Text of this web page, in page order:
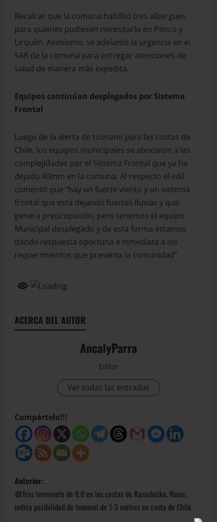
Recalcar que la comuna habilitó tres albergues
para quienes pudiesen necesitarlo en Penco y
Lirquén. Asimismo, se adelantó la urgencia en el
SAR de la comuna para entregar atenciones de
salud de manera más expedita.
Equipos continúan desplegados por Sistema
Frontal
Luego de la alerta de tsunami para las costas de
Chile, los equipos municipales se abocaron a las
complejidades por el Sistema Frontal que ya ha
dejado 40mm en la comuna. Al respecto el edil
comentó que “hay un fuerte viento y un sistema
frontal que está dejando fuertes lluvias y que
genera preocupación, pero tenemos el equipo
Municipal desplegado y de esta forma estamos
dando respuesta oportuna e inmediata a los
requerimientos que presenta la comunidad”.
ACERCA DEL AUTOR
AncalyParra
Editor
Ver todas las entradas
Compártelo!!!
Anterior:
🟥Tras terremoto de 8.8 en las costas de Kamchatka, Rusia;
indica posibilidad de tsunami de 1-3 metros en costa de Chile.